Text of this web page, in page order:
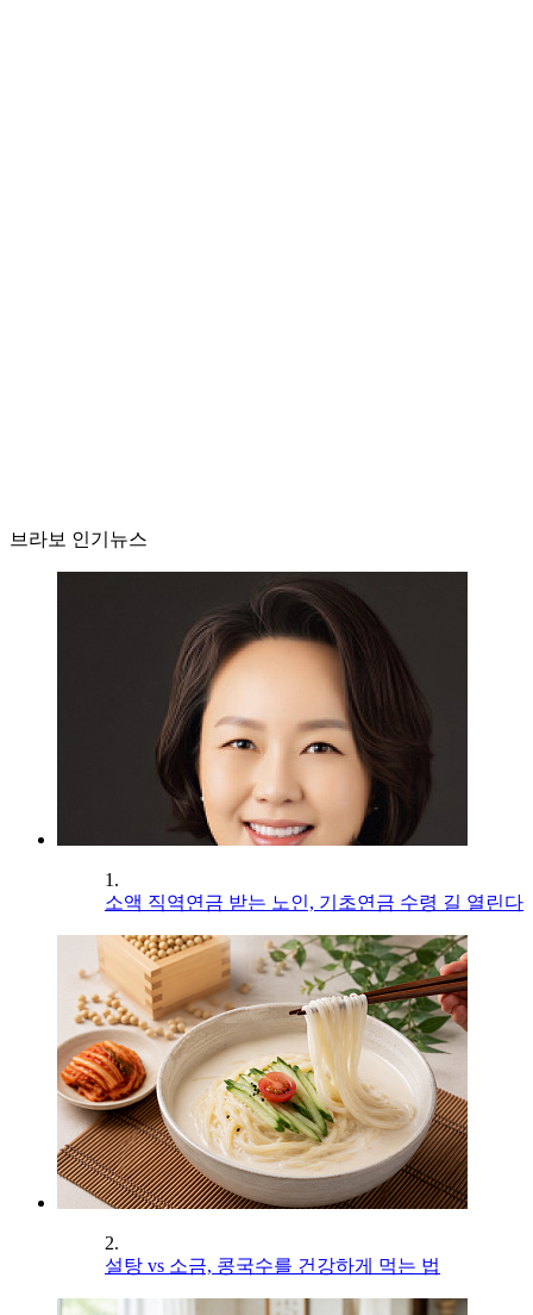
브라보 인기뉴스
1.
소액 직역연금 받는 노인, 기초연금 수령 길 열린다
2.
설탕 vs 소금, 콩국수를 건강하게 먹는 법